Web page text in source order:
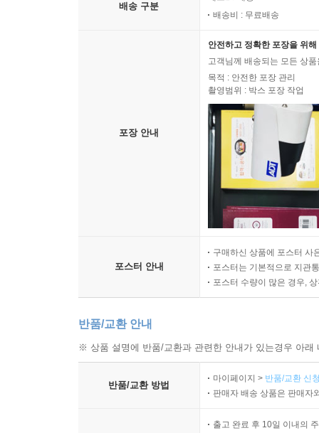
배송 구분
배송비 : 무료배송
포장 안내
안전하고 정확한 포장을 위
고객님께 배송되는 모든 상
목적 : 안전한 포장 관리
촬영범위 : 박스 포장 작업
포스터 안내
구매하신 상품에 포스터 사
포스터는 기본적으로 지관
포스터 수량이 많은 경우,
반품/교환 안내
※ 상품 설명에 반품/교환과 관련한 안내가 있는경우 아
반품/교환 방법
마이페이지 > 반품/교환 신
판매자 배송 상품은 판매자
출고 완료 후 10일 이내의